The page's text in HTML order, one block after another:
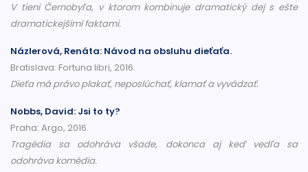
V tieni Černobyľa, v ktorom kombinuje dramatický dej s ešte
dramatickejšími faktami.
Názlerová, Renáta: Návod na obsluhu dieťaťa.
Bratislava: Fortuna libri, 2016.
Dieťa má právo plakať, neposlúchať, klamať a vyvádzať.
Nobbs, David: Jsi to ty?
Praha: Argo, 2016.
Tragédia sa odohráva všade, dokonca aj keď vedľa sa
odohráva komédia.